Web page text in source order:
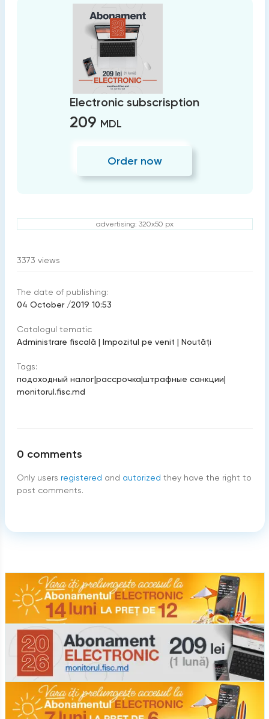
Electronic subscrisption
209 MDL
Order now
advertising: 320x50 px
3373 views
The date of publishing:
04 October /2019 10:53
Catalogul tematic
Administrare fiscală | Impozitul pe venit | Noutăți
Tags:
подоходный налог|рассрочка|штрафные санкции|
monitorul.fisc.md
0 comments
Only users registered and autorized they have the right to
post comments.